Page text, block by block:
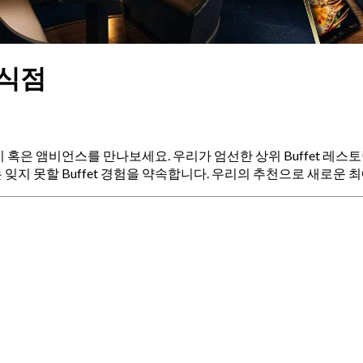
점
은 앰비언스를 만나보세요. 우리가 엄선한 상위 Buffet 레스
지 못할 Buffet 경험을 약속합니다. 우리의 추천으로 새로운